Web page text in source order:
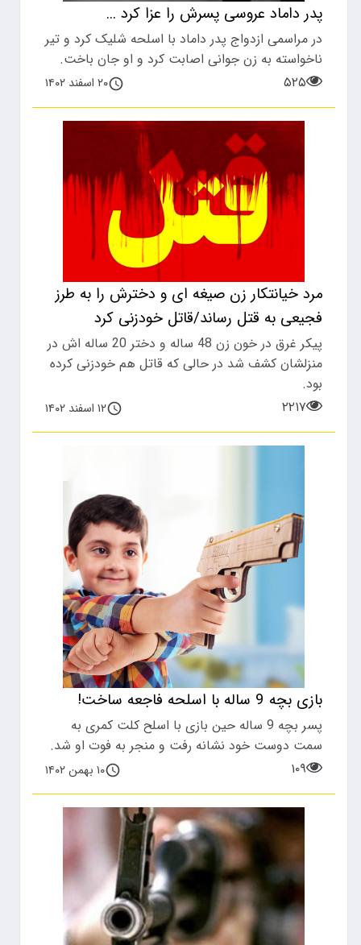
پدر داماد عروسی پسرش را عزا کرد ...
در مراسمی ازدواج پدر داماد با اسلحه شلیک کرد و تیر
ناخواسته به زن جوانی اصابت کرد و او جان باخت.
۵۲۵
۲۰ اسفند ۱۴۰۲
مرد خیانتکار زن صیغه ای و دخترش را به طرز
فجیعی به قتل رساند/قاتل خودزنی کرد
پیکر غرق در خون زن 48 ساله و دختر 20 ساله اش در
منزلشان کشف شد در حالی که قاتل هم خودزنی کرده
بود.
۲۲۱۷
۱۲ اسفند ۱۴۰۲
بازی بچه 9 ساله با اسلحه فاجعه ساخت!
پسر بچه 9 ساله حین بازی با اسلح کلت کمری به
سمت دوست خود نشانه رفت و منجر به فوت او شد.
۱۰۹
۱۰ بهمن ۱۴۰۲